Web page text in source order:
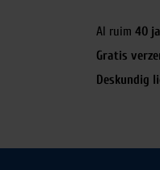
Al ruim 40
Gratis
Deskundig